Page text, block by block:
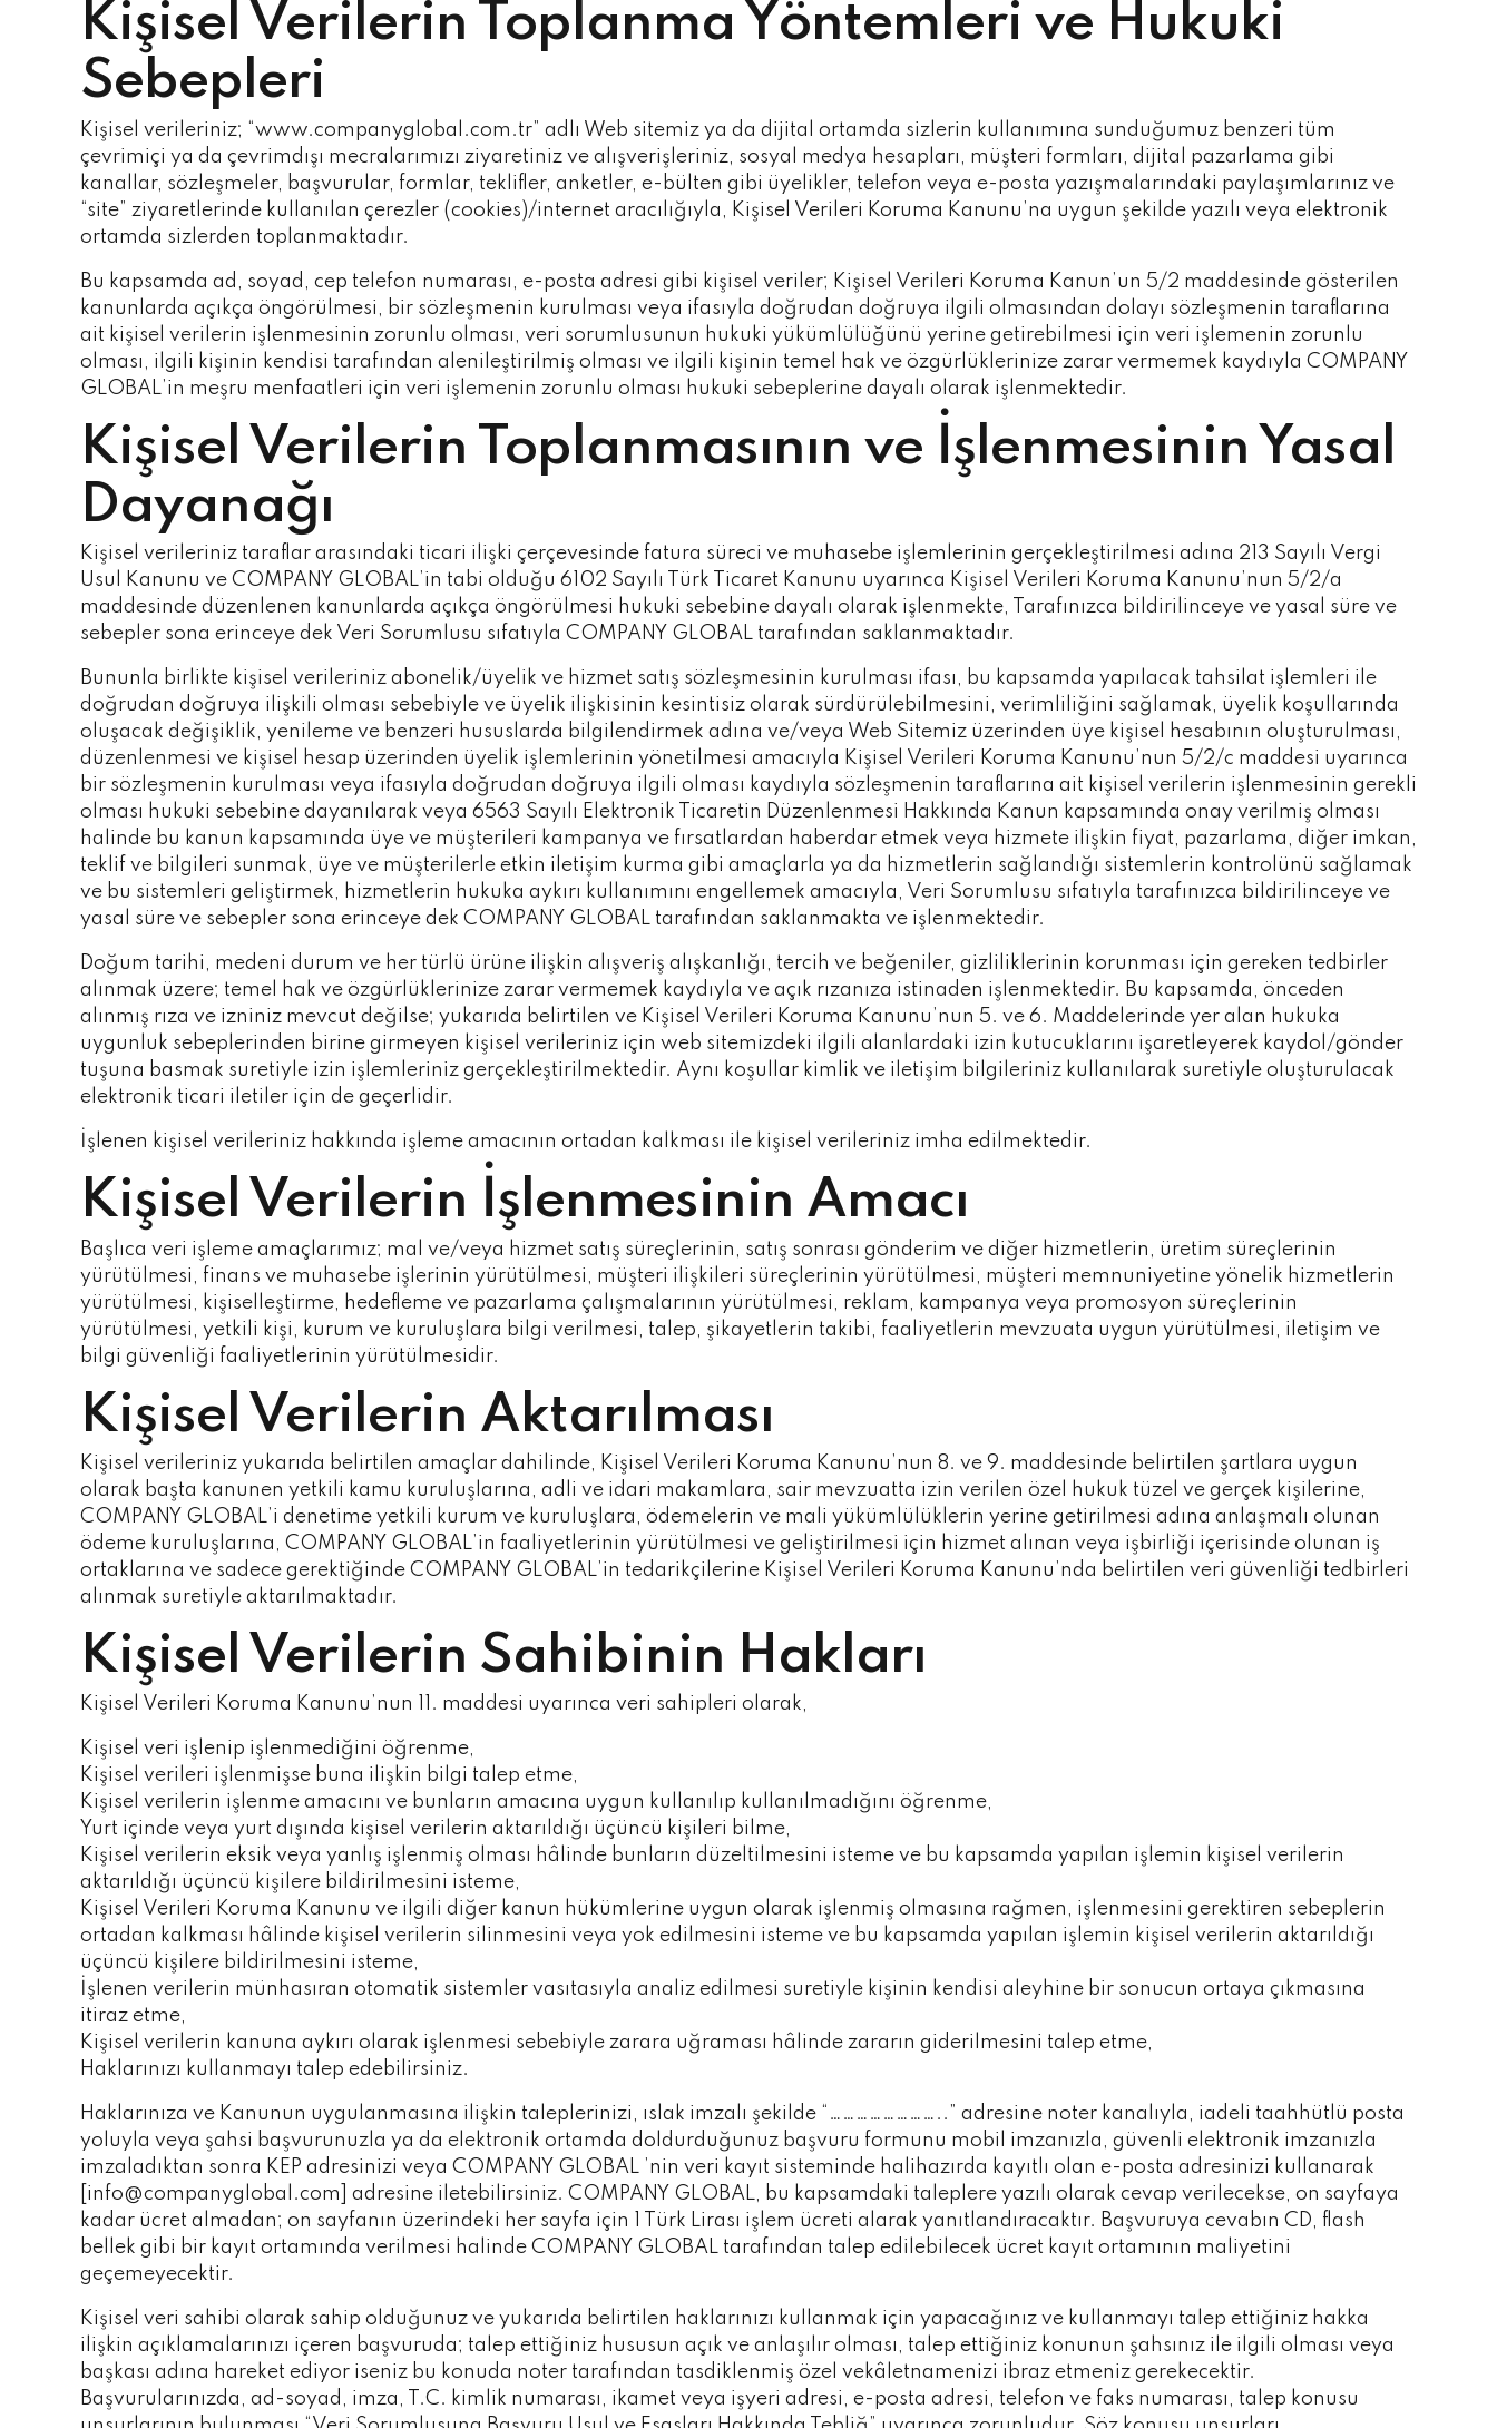
Kişisel Verilerin Toplanma Yöntemleri ve Hukuki
Sebepleri
Kişisel verileriniz; “www.companyglobal.com.tr” adlı Web sitemiz ya da dijital ortamda sizlerin kullanımına sunduğumuz benzeri tüm
çevrimiçi ya da çevrimdışı mecralarımızı ziyaretiniz ve alışverişleriniz, sosyal medya hesapları, müşteri formları, dijital pazarlama gibi
kanallar, sözleşmeler, başvurular, formlar, teklifler, anketler, e-bülten gibi üyelikler, telefon veya e-posta yazışmalarındaki paylaşımlarınız ve
“site” ziyaretlerinde kullanılan çerezler (cookies)/internet aracılığıyla, Kişisel Verileri Koruma Kanunu’na uygun şekilde yazılı veya elektronik
ortamda sizlerden toplanmaktadır.
Bu kapsamda ad, soyad, cep telefon numarası, e-posta adresi gibi kişisel veriler; Kişisel Verileri Koruma Kanun’un 5/2 maddesinde gösterilen
kanunlarda açıkça öngörülmesi, bir sözleşmenin kurulması veya ifasıyla doğrudan doğruya ilgili olmasından dolayı sözleşmenin taraflarına
ait kişisel verilerin işlenmesinin zorunlu olması, veri sorumlusunun hukuki yükümlülüğünü yerine getirebilmesi için veri işlemenin zorunlu
olması, ilgili kişinin kendisi tarafından alenileştirilmiş olması ve ilgili kişinin temel hak ve özgürlüklerinize zarar vermemek kaydıyla COMPANY
GLOBAL’in meşru menfaatleri için veri işlemenin zorunlu olması hukuki sebeplerine dayalı olarak işlenmektedir.
Kişisel Verilerin Toplanmasının ve İşlenmesinin Yasal
Dayanağı
Kişisel verileriniz taraflar arasındaki ticari ilişki çerçevesinde fatura süreci ve muhasebe işlemlerinin gerçekleştirilmesi adına 213 Sayılı Vergi
Usul Kanunu ve COMPANY GLOBAL’in tabi olduğu 6102 Sayılı Türk Ticaret Kanunu uyarınca Kişisel Verileri Koruma Kanunu’nun 5/2/a
maddesinde düzenlenen kanunlarda açıkça öngörülmesi hukuki sebebine dayalı olarak işlenmekte, Tarafınızca bildirilinceye ve yasal süre ve
sebepler sona erinceye dek Veri Sorumlusu sıfatıyla COMPANY GLOBAL tarafından saklanmaktadır.
Bununla birlikte kişisel verileriniz abonelik/üyelik ve hizmet satış sözleşmesinin kurulması ifası, bu kapsamda yapılacak tahsilat işlemleri ile
doğrudan doğruya ilişkili olması sebebiyle ve üyelik ilişkisinin kesintisiz olarak sürdürülebilmesini, verimliliğini sağlamak, üyelik koşullarında
oluşacak değişiklik, yenileme ve benzeri hususlarda bilgilendirmek adına ve/veya Web Sitemiz üzerinden üye kişisel hesabının oluşturulması,
düzenlenmesi ve kişisel hesap üzerinden üyelik işlemlerinin yönetilmesi amacıyla Kişisel Verileri Koruma Kanunu’nun 5/2/c maddesi uyarınca
bir sözleşmenin kurulması veya ifasıyla doğrudan doğruya ilgili olması kaydıyla sözleşmenin taraflarına ait kişisel verilerin işlenmesinin gerekli
olması hukuki sebebine dayanılarak veya 6563 Sayılı Elektronik Ticaretin Düzenlenmesi Hakkında Kanun kapsamında onay verilmiş olması
halinde bu kanun kapsamında üye ve müşterileri kampanya ve fırsatlardan haberdar etmek veya hizmete ilişkin fiyat, pazarlama, diğer imkan,
teklif ve bilgileri sunmak, üye ve müşterilerle etkin iletişim kurma gibi amaçlarla ya da hizmetlerin sağlandığı sistemlerin kontrolünü sağlamak
ve bu sistemleri geliştirmek, hizmetlerin hukuka aykırı kullanımını engellemek amacıyla, Veri Sorumlusu sıfatıyla tarafınızca bildirilinceye ve
yasal süre ve sebepler sona erinceye dek COMPANY GLOBAL tarafından saklanmakta ve işlenmektedir.
Doğum tarihi, medeni durum ve her türlü ürüne ilişkin alışveriş alışkanlığı, tercih ve beğeniler, gizliliklerinin korunması için gereken tedbirler
alınmak üzere; temel hak ve özgürlüklerinize zarar vermemek kaydıyla ve açık rızanıza istinaden işlenmektedir. Bu kapsamda, önceden
alınmış rıza ve izniniz mevcut değilse; yukarıda belirtilen ve Kişisel Verileri Koruma Kanunu’nun 5. ve 6. Maddelerinde yer alan hukuka
uygunluk sebeplerinden birine girmeyen kişisel verileriniz için web sitemizdeki ilgili alanlardaki izin kutucuklarını işaretleyerek kaydol/gönder
tuşuna basmak suretiyle izin işlemleriniz gerçekleştirilmektedir. Aynı koşullar kimlik ve iletişim bilgileriniz kullanılarak suretiyle oluşturulacak
elektronik ticari iletiler için de geçerlidir.
İşlenen kişisel verileriniz hakkında işleme amacının ortadan kalkması ile kişisel verileriniz imha edilmektedir.
Kişisel Verilerin İşlenmesinin Amacı
Başlıca veri işleme amaçlarımız; mal ve/veya hizmet satış süreçlerinin, satış sonrası gönderim ve diğer hizmetlerin, üretim süreçlerinin
yürütülmesi, finans ve muhasebe işlerinin yürütülmesi, müşteri ilişkileri süreçlerinin yürütülmesi, müşteri memnuniyetine yönelik hizmetlerin
yürütülmesi, kişiselleştirme, hedefleme ve pazarlama çalışmalarının yürütülmesi, reklam, kampanya veya promosyon süreçlerinin
yürütülmesi, yetkili kişi, kurum ve kuruluşlara bilgi verilmesi, talep, şikayetlerin takibi, faaliyetlerin mevzuata uygun yürütülmesi, iletişim ve
bilgi güvenliği faaliyetlerinin yürütülmesidir.
Kişisel Verilerin Aktarılması
Kişisel verileriniz yukarıda belirtilen amaçlar dahilinde, Kişisel Verileri Koruma Kanunu’nun 8. ve 9. maddesinde belirtilen şartlara uygun
olarak başta kanunen yetkili kamu kuruluşlarına, adli ve idari makamlara, sair mevzuatta izin verilen özel hukuk tüzel ve gerçek kişilerine,
COMPANY GLOBAL’i denetime yetkili kurum ve kuruluşlara, ödemelerin ve mali yükümlülüklerin yerine getirilmesi adına anlaşmalı olunan
ödeme kuruluşlarına, COMPANY GLOBAL’in faaliyetlerinin yürütülmesi ve geliştirilmesi için hizmet alınan veya işbirliği içerisinde olunan iş
ortaklarına ve sadece gerektiğinde COMPANY GLOBAL’in tedarikçilerine Kişisel Verileri Koruma Kanunu’nda belirtilen veri güvenliği tedbirleri
alınmak suretiyle aktarılmaktadır.
Kişisel Verilerin Sahibinin Hakları
Kişisel Verileri Koruma Kanunu’nun 11. maddesi uyarınca veri sahipleri olarak,
Kişisel veri işlenip işlenmediğini öğrenme,
Kişisel verileri işlenmişse buna ilişkin bilgi talep etme,
Kişisel verilerin işlenme amacını ve bunların amacına uygun kullanılıp kullanılmadığını öğrenme,
Yurt içinde veya yurt dışında kişisel verilerin aktarıldığı üçüncü kişileri bilme,
Kişisel verilerin eksik veya yanlış işlenmiş olması hâlinde bunların düzeltilmesini isteme ve bu kapsamda yapılan işlemin kişisel verilerin
aktarıldığı üçüncü kişilere bildirilmesini isteme,
Kişisel Verileri Koruma Kanunu ve ilgili diğer kanun hükümlerine uygun olarak işlenmiş olmasına rağmen, işlenmesini gerektiren sebeplerin
ortadan kalkması hâlinde kişisel verilerin silinmesini veya yok edilmesini isteme ve bu kapsamda yapılan işlemin kişisel verilerin aktarıldığı
üçüncü kişilere bildirilmesini isteme,
İşlenen verilerin münhasıran otomatik sistemler vasıtasıyla analiz edilmesi suretiyle kişinin kendisi aleyhine bir sonucun ortaya çıkmasına
itiraz etme,
Kişisel verilerin kanuna aykırı olarak işlenmesi sebebiyle zarara uğraması hâlinde zararın giderilmesini talep etme,
Haklarınızı kullanmayı talep edebilirsiniz.
Haklarınıza ve Kanunun uygulanmasına ilişkin taleplerinizi, ıslak imzalı şekilde “……………………..” adresine noter kanalıyla, iadeli taahhütlü posta
yoluyla veya şahsi başvurunuzla ya da elektronik ortamda doldurduğunuz başvuru formunu mobil imzanızla, güvenli elektronik imzanızla
imzaladıktan sonra KEP adresinizi veya COMPANY GLOBAL ’nin veri kayıt sisteminde halihazırda kayıtlı olan e-posta adresinizi kullanarak
[info@companyglobal.com] adresine iletebilirsiniz. COMPANY GLOBAL, bu kapsamdaki taleplere yazılı olarak cevap verilecekse, on sayfaya
kadar ücret almadan; on sayfanın üzerindeki her sayfa için 1 Türk Lirası işlem ücreti alarak yanıtlandıracaktır. Başvuruya cevabın CD, flash
bellek gibi bir kayıt ortamında verilmesi halinde COMPANY GLOBAL tarafından talep edilebilecek ücret kayıt ortamının maliyetini
geçemeyecektir.
Kişisel veri sahibi olarak sahip olduğunuz ve yukarıda belirtilen haklarınızı kullanmak için yapacağınız ve kullanmayı talep ettiğiniz hakka
ilişkin açıklamalarınızı içeren başvuruda; talep ettiğiniz hususun açık ve anlaşılır olması, talep ettiğiniz konunun şahsınız ile ilgili olması veya
başkası adına hareket ediyor iseniz bu konuda noter tarafından tasdiklenmiş özel vekâletnamenizi ibraz etmeniz gerekecektir.
Başvurularınızda, ad-soyad, imza, T.C. kimlik numarası, ikamet veya işyeri adresi, e-posta adresi, telefon ve faks numarası, talep konusu